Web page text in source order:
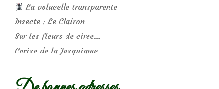
La volucelle transparente
Insecte : Le Clairon
Sur les fleurs de circe…
Corise de la Jusquiame